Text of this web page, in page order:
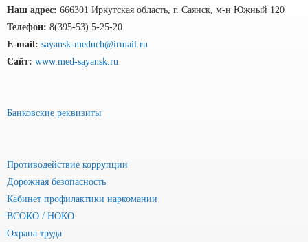
Наш адрес: 666301 Иркутская область, г. Саянск, м-н Южный 120
Телефон: 8(395-53) 5-25-20
E-mail: sayansk-meduch@irmail.ru
Сайт: www.med-sayansk.ru
Банковские реквизиты
Противодействие коррупции
Дорожная безопасность
Кабинет профилактики наркомании
ВСОКО / НОКО
Охрана труда